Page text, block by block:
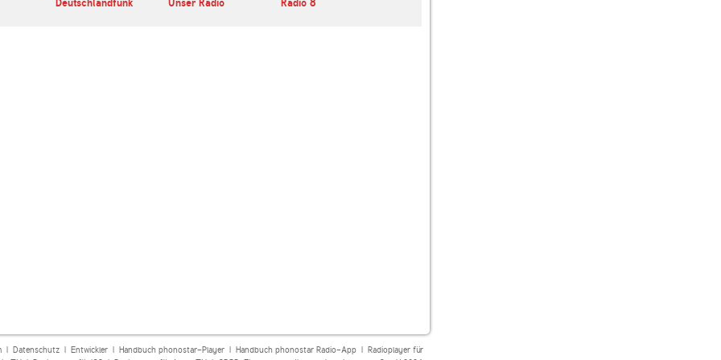
Deutschlandfunk Unser Radio Radio 8
| Datenschutz| Entwickler| Handbuch phonostar-Player| Handbuch phonostar Radio-App| Radioplayer für